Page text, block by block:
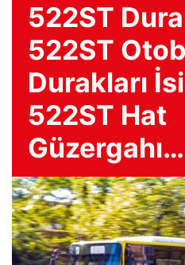
522ST
522ST
Durakları
522ST Hat
Güzergahı…